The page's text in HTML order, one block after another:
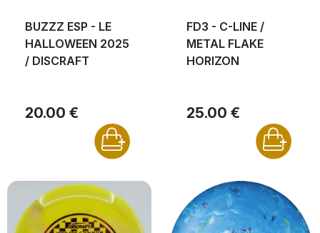
BUZZZ ESP - LE
HALLOWEEN 2025
/ DISCRAFT
20.00 €
FD3 - C-LINE /
METAL FLAKE
HORIZON
25.00 €